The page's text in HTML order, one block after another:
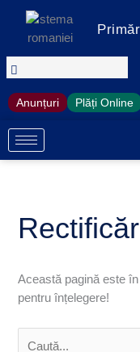
conținut
Anunțuri Plăți Online
Această pagină este
pentru înțelegere!
Search
for:
a
r
c